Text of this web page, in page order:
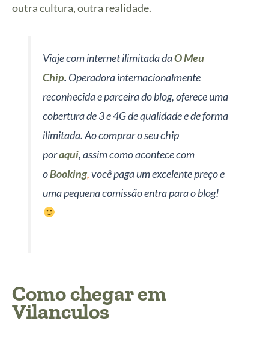
outra cultura, outra realidade.
Viaje com internet ilimitada daO Meu
Chip. Operadora internacionalmente
reconhecida e parceira do blog, oferece uma
cobertura de 3 e 4G de qualidade e de forma
ilimitada. Ao comprar o seu chip
poraqui, assim como acontece com
oBooking,você paga um excelente preço e
uma pequena comissão entra para o blog!
Como chegar em
Vilanculos